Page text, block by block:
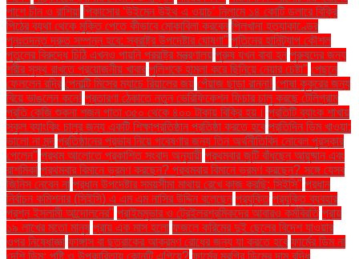
পাশে চীন ও রাশিয়া পিকাসোর ‘উইমেন উইথ এ ওয়াচ’ নিলামে ১৪ কোটি ডলারে বিক্রি
পিঠের ব্যথা থেকে মুক্তি পেতে কীভাবে মোকাবিলা করবেন পিলখানা হত্যাকাণ্ডের
পুনঃতদন্ত দ্রুত সম্পন্ন হবে: স্বরাষ্ট্র উপদেষ্টার ঘোষণা" পুতিনের হানিট্র্যাপ কৌশল
পুতুলের বিরুদ্ধে চিঠি এখনও পায়নি পররাষ্ট্র মন্ত্রণালয় পুরুষ যখন বাবা হন পুরুষদের জন্য
শরীর সুস্থ রাখতে প্রয়োজনীয় খাবার পুলিশকে হামলা করে ছিনিয়ে নেয়ার চেষ্টা" পেছনে
ফেললেন রদ্রি পেনাল্টি মিসের ম্যাচে রিয়ালের জয় পেঁয়াজ ছাড়া রান্না! পোষা কুকুরের জন্য
বিয়ে ভাঙলেন কনে! প্রতারণা ঠেকাতে নতুন ভেরিফিকেশন ফিচার চালু করছে টেলিগ্রাম
প্রতি কেজি শুকনা শজন পাতা ৩৫০ থেকে ৪০০ টাকায় বিক্রি হয়। প্রতিটি ব্যাংক শাখায়
স্কুল ব্যাংকিং চালুর জন্য একটি শিক্ষাপ্রতিষ্ঠান প্রতিষ্ঠা করতে হবে প্রতিদিন ডিম খাওয়া:
ভালো না মন্দ প্রতিষ্ঠানের প্রভাব নিয়ে গবেষণার জন্য তিন অর্থনীতিবিদ নোবেল পুরস্কার
পেলেন" প্রথম আলোতে প্রকাশিত সংবাদ অনুযায়ী প্রথমবার জুটি বাঁধছেন আয়ুষ্মান এবং
রাশমিকা প্রথমবার বিমানে ভ্রমণ করছেন? প্রথমবার বিমানে ভ্রমণ করছেন? সঙ্গে যেসব
জিনিস নেবেন না প্রধান উপদেষ্টার সময়সীমা মাথায় রেখে কাজ করছি: সিইসি" প্রধান
নির্বাচন কমিশনার (সিইসি) এ এম এম নাসির উদ্দিন বলেছেন প্রযুক্তি প্রযুক্তি ব্যবহার
প্রশ্ন ইসলামী আন্দোলনের" প্রাইমমুভার ও ট্রেইলরশ্রমিকদের আবারও কর্মবিরতি প্রায়
১৯ লাখের মতো মানুষ প্রায় এক মাস হলো ফজলে করিমের দুই ছেলের বিদেশ যাওয়ার
ওপর নিষেধাজ্ঞা ফাঙ্গাস বা ছত্রাকের আক্রমণ রোধের জন্য যা করতে হবে ফার্মের ডিম না
দেশি ডিম: পুষ্টি ও উপকারিতায় কোনটি এগিয়ে? ফার্মের মুরগির ডিমের দাম বৃদ্ধি